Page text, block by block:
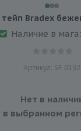
тейп Bradex
Наличие в
Артикул: SF 0192
Нет в
в выбранном